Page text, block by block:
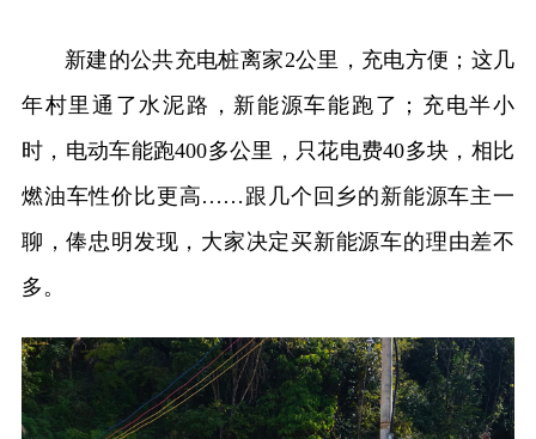
新建的公共充电桩离家2公里，充电方便；这几
年村里通了水泥路，新能源车能跑了；充电半小
时，电动车能跑400多公里，只花电费40多块，相比
燃油车性价比更高……跟几个回乡的新能源车主一
聊，俸忠明发现，大家决定买新能源车的理由差不
多。